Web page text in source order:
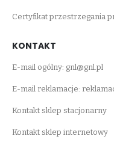
Certyfikat przestrzegania
KONTAKT
E-mail ogólny: gnl@gnl.pl
E-mail reklamacje:
Kontakt sklep stacjonarny
Kontakt sklep internetowy